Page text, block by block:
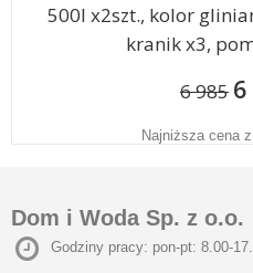
500l x2szt., kolor
kranik x3,
6 985 6
Najniższa cena
Dom i Woda Sp. z o.o.
Godziny pracy: pon-pt: 8.00-